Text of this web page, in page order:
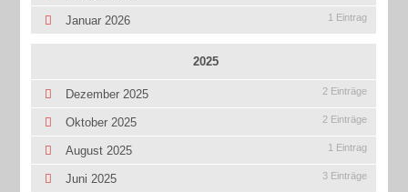
Januar 2026 1 Eintrag
2025
Dezember 2025 2 Einträge
Oktober 2025 2 Einträge
August 2025 1 Eintrag
Juni 2025 3 Einträge